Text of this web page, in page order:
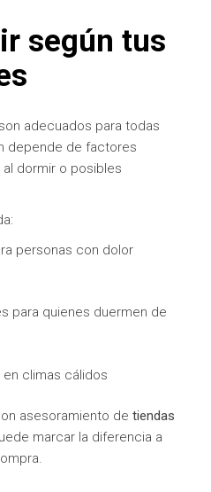
según tus
adecuados para todas
depende de factores
dormir o posibles
personas con dolor
para quienes duermen de
en climas cálidos
asesoramiento detiendas
marcar la diferencia a